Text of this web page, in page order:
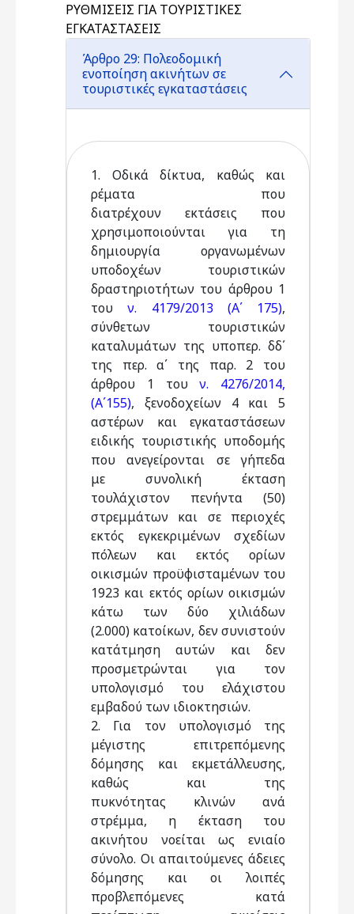
ΡΥΘΜΙΣΕΙΣ ΓΙΑ ΤΟΥΡΙΣΤΙΚΕΣ
ΕΓΚΑΤΑΣΤΑΣΕΙΣ
Άρθρο 29: Πολεοδομική
ενοποίηση ακινήτων σε
τουριστικές εγκαταστάσεις
1. Οδικά δίκτυα, καθώς και
ρέματα που
διατρέχουν εκτάσεις που
χρησιμοποιούνται για τη
δημιουργία οργανωμένων
υποδοχέων τουριστικών
δραστηριοτήτων του άρθρου 1
τουν. 4179/2013 (Α΄ 175),
σύνθετων τουριστικών
καταλυμάτων της υποπερ. δδ΄
της περ. α΄ της παρ. 2 του
άρθρου 1 τουν. 4276/2014,
(Α΄155), ξενοδοχείων 4 και 5
αστέρων και εγκαταστάσεων
ειδικής τουριστικής υποδομής
που ανεγείρονται σε γήπεδα
με συνολική έκταση
τουλάχιστον πενήντα (50)
στρεμμάτων και σε περιοχές
εκτός εγκεκριμένων σχεδίων
πόλεων και εκτός ορίων
οικισμών προϋφισταμένων του
1923 και εκτός ορίων οικισμών
κάτω των δύο χιλιάδων
(2.000) κατοίκων, δεν συνιστούν
κατάτμηση αυτών και δεν
προσμετρώνται για τον
υπολογισμό του ελάχιστου
εμβαδού των ιδιοκτησιών.
2. Για τον υπολογισμό της
μέγιστης επιτρεπόμενης
δόμησης και εκμετάλλευσης,
καθώς και της
πυκνότητας κλινών ανά
στρέμμα, η έκταση του
ακινήτου νοείται ως ενιαίο
σύνολο. Οι απαιτούμενες άδειες
δόμησης και οι λοιπές
προβλεπόμενες κατά